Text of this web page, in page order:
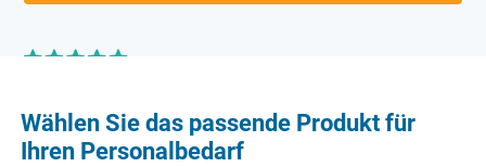
Wählen Sie das passende Produkt für
Ihren Personalbedarf